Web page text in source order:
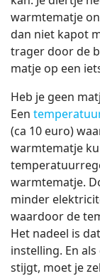
warmtematje
dan niet kapot
trager door de
matje op een
Heb je geen
Een
(ca 10 euro)
warmtematje
warmtematje.
minder
waardoor de
Het nadeel is
instelling. En
stijgt, moet je